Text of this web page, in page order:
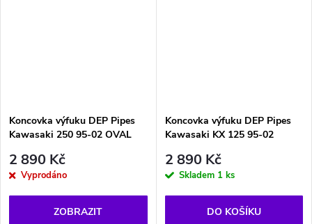
Koncovka výfuku DEP Pipes
Kawasaki 250 95-02 OVAL
2 890 Kč
Vyprodáno
ZOBRAZIT
Koncovka výfuku DEP Pipes
Kawasaki KX 125 95-02
2 890 Kč
Skladem 1 ks
DO KOŠÍKU